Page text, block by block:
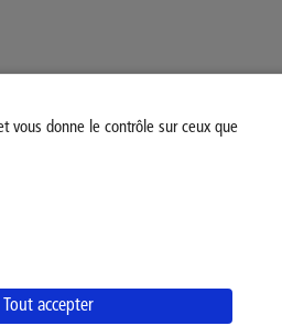
vous donne le contrôle sur ceux que
Tout accepter